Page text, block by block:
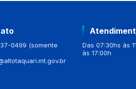
0499 (somente
Das 07:30hs às
às 17:00h